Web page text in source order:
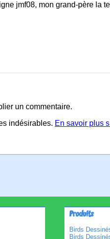
jmf08, mon grand-père la
un commentaire.
indésirables. En savoir plus
Produits
Birds
Birds